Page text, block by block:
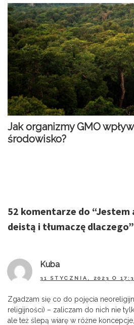
Jak organizmy GMO
środowisko?
52 komentarze do “Jestem
deistą i tłumaczę dlaczego”
Kuba
31 STYCZNIA, 2023 O
Zgadzam się co do pojęcia
religijności) – zaliczam do nich nie
ale też ślepą wiarę w różne